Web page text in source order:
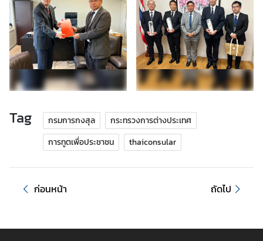
ส
อ
ท
.
ก
.
ม
บ
Tag กรมการกงสุล
กระทรวงการต่างประเทศ
การทูตเพื่อประชาชน
thaiconsular
ก่อนหน้า ถัดไป